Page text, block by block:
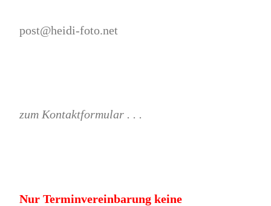
post@heidi-foto.net
zum Kontaktformular . . .
Nur Terminvereinbarung keine